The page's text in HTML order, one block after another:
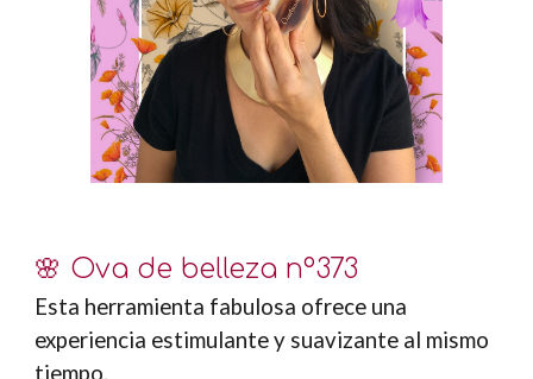
🌸 Ova de belleza nº373
Esta herramienta fabulosa ofrece una
experiencia estimulante y suavizante al mismo
tiempo.